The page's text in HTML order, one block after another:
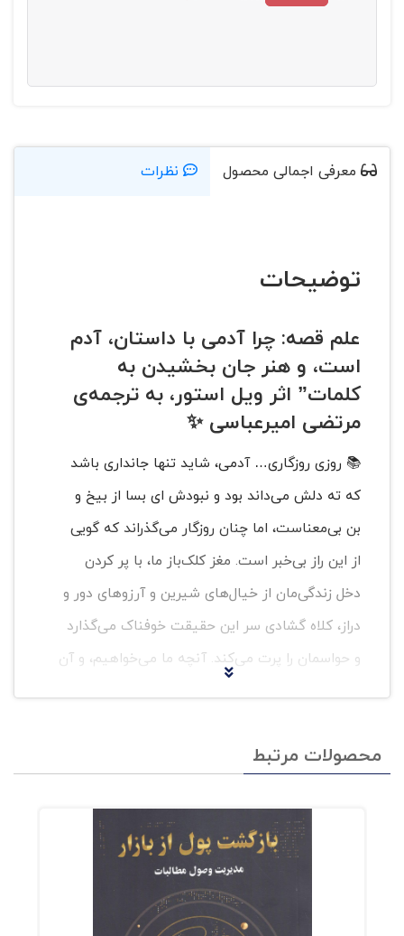
معرفی اجمالی محصول نظرات
توضیحات
علم قصه: چرا آدمی با داستان، آدم
است، و هنر جان بخشیدن به
کلمات” اثر ویل استور، به ترجمه‌ی
مرتضی امیرعباسی ✨
📚 روزی روزگاری… آدمی، شاید تنها جانداری باشد
که ته دلش می‌داند بود و نبودش ای بسا از بیخ و
بن بی‌معناست، اما چنان روزگار می‌گذراند که گویی
از این راز بی‌خبر است. مغز کلک‌باز ما، با پر کردن
دخل زندگی‌مان از خیال‌های شیرین و آرزوهای دور و
دراز، کلاه گشادی سر این حقیقت خوفناک می‌گذارد
و حواسمان را پرت می‌کند. آنچه ما می‌خواهیم، و آن
قصه‌هاست که به بودن ما رنگ و لعابی از معنا
برمی‌گرداند.
این کتاب، فراتر از یک “چگونه‌نویسی” سنتی است.
محصولات مرتبط